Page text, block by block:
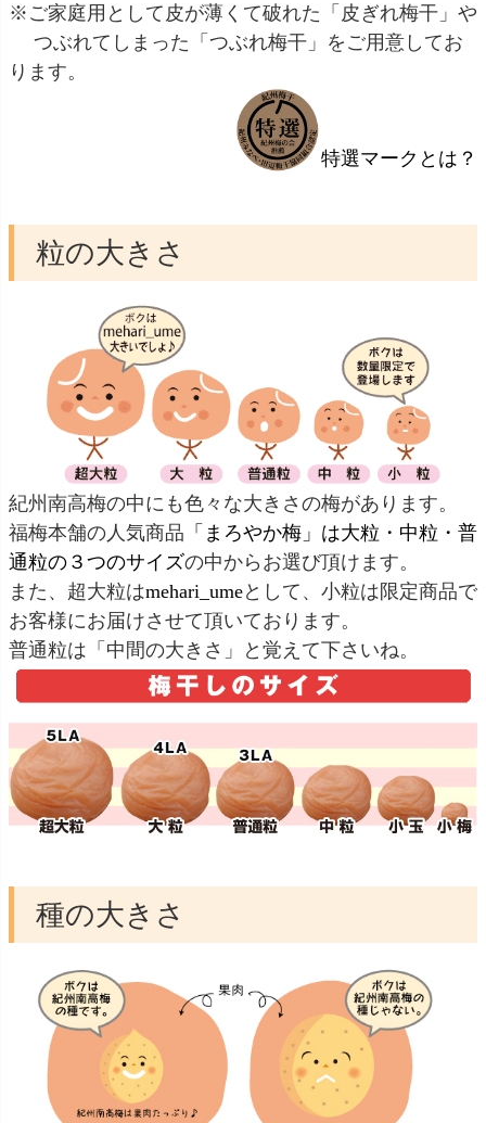
※ご家庭用として皮が薄くて破れた「皮ぎれ梅干」や
つぶれてしまった「つぶれ梅干」をご用意してお
ります。
特選マークとは？
粒の大きさ
紀州南高梅の中にも色々な大きさの梅があります。
福梅本舗の人気商品 「まろやか梅」は大粒・中粒・普
通粒の３つのサイズの中からお選び頂けます。
また、超大粒はmehari_umeとして、小粒は限定商品で
お客様にお届けさせて頂いております。
普通粒は「中間の大きさ」と覚えて下さいね。
種の大きさ